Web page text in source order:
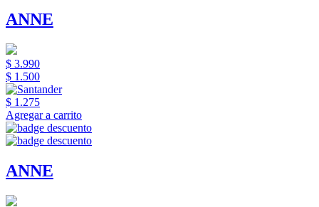
ANNE
$ 3.990
$ 1.500
$ 1.275
Agregar a carrito
ANNE